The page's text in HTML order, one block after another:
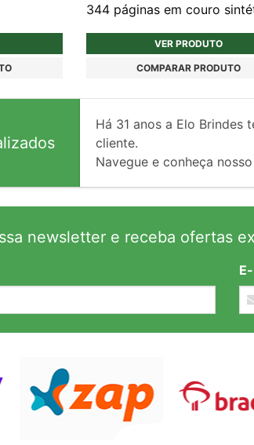
344 páginas em couro
VER PRODUTO
COMPARAR PRODUTO
Há 31 anos a Elo Brindes
cliente.
Navegue e conheça
newsletter e receba ofertas